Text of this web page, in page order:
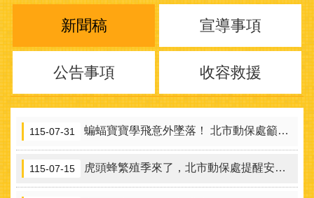
新聞稿 宣導事項
公告事項 收容救援
115-07-31 蝙蝠寶寶學飛意外墜落！ 北市動保處籲市民：遇見幼蝠先觀察不要摸
115-07-15 虎頭蜂繁殖季來了，北市動保處提醒安全四大要件